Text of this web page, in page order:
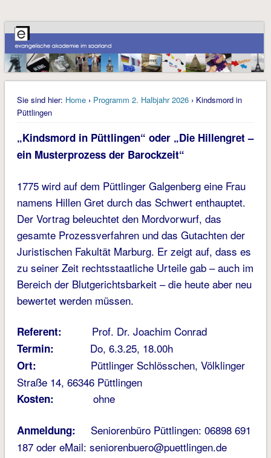
Sie sind hier: Home› Programm 2. Halbjahr 2026› Kindsmord in
Püttlingen
„Kindsmord in Püttlingen“ oder „Die Hillengret –
ein Musterprozess der Barockzeit“
1775 wird auf dem Püttlinger Galgenberg eine Frau
namens Hillen Gret durch das Schwert enthauptet.
Der Vortrag beleuchtet den Mordvorwurf, das
gesamte Prozessverfahren und das Gutachten der
Juristischen Fakultät Marburg. Er zeigt auf, dass es
zu seiner Zeit rechtsstaatliche Urteile gab – auch im
Bereich der Blutgerichtsbarkeit – die heute aber neu
bewertet werden müssen.
Referent: Prof. Dr. Joachim Conrad
Termin: Do, 6.3.25, 18.00h
Ort: Püttlinger Schlösschen, Völklinger
Straße 14, 66346 Püttlingen
Kosten: ohne
Anmeldung: Seniorenbüro Püttlingen: 06898 691
187 oder eMail: seniorenbuero@puettlingen.de